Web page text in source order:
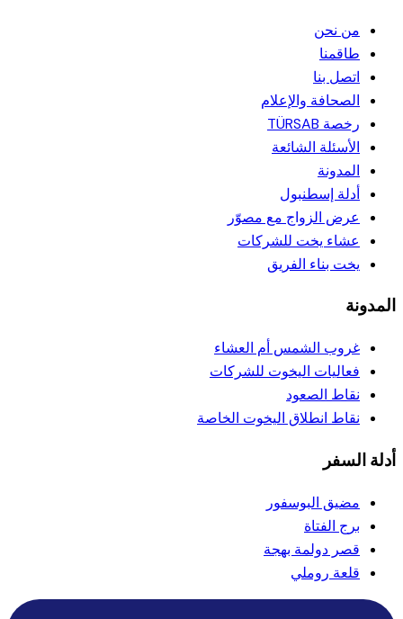
من نحن
طاقمنا
اتصل بنا
الصحافة والإعلام
رخصة TÜRSAB
الأسئلة الشائعة
المدونة
أدلة إسطنبول
عرض الزواج مع مصوّر
عشاء يخت للشركات
يخت بناء الفريق
المدونة
غروب الشمس أم العشاء
فعاليات اليخوت للشركات
نقاط الصعود
نقاط انطلاق اليخوت الخاصة
أدلة السفر
مضيق البوسفور
برج الفتاة
قصر دولمة بهجة
قلعة روملي